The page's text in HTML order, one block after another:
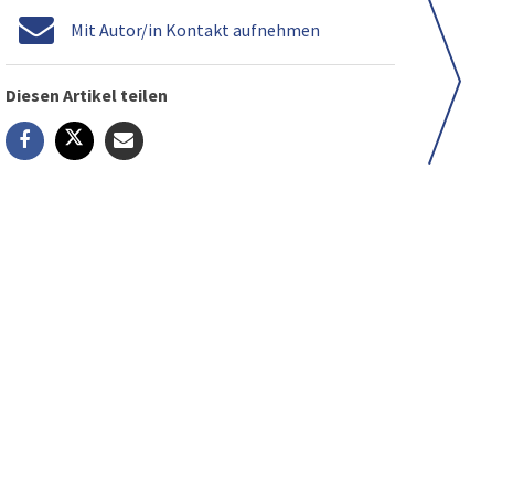
Mit Autor/in Kontakt aufnehmen
Diesen Artikel teilen